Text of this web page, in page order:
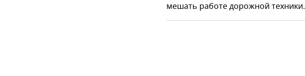
мешать работе дорожной техники.